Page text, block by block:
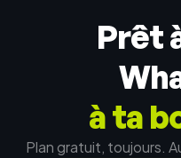
Prêt
à ta
Plan gratuit, toujours.